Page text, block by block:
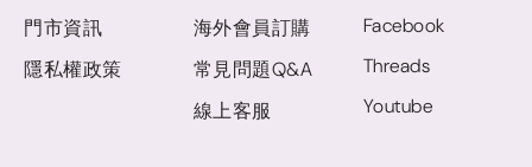
門市資訊
隱私權政策
海外會員訂購
常見問題Q&A
線上客服
Facebook
Threads
Youtube